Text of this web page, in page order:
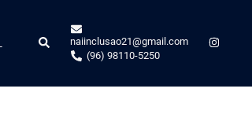
naiinclusao21@gmail.com
(96) 98110-5250